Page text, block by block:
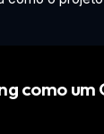
como um